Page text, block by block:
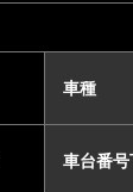
車種
車台番